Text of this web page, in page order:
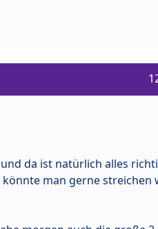
da ist natürlich alles
man gerne streichen